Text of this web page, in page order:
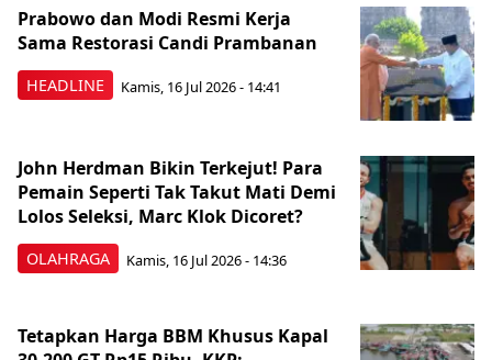
HEADLINE
Prabowo dan Modi Resmi Kerja
Sama Restorasi Candi Prambanan
Kamis, 16 Jul 2026 - 14:41
OLAHRAGA
John Herdman Bikin Terkejut! Para
Pemain Seperti Tak Takut Mati Demi
Lolos Seleksi, Marc Klok Dicoret?
Kamis, 16 Jul 2026 - 14:36
Tetapkan Harga BBM Khusus Kapal